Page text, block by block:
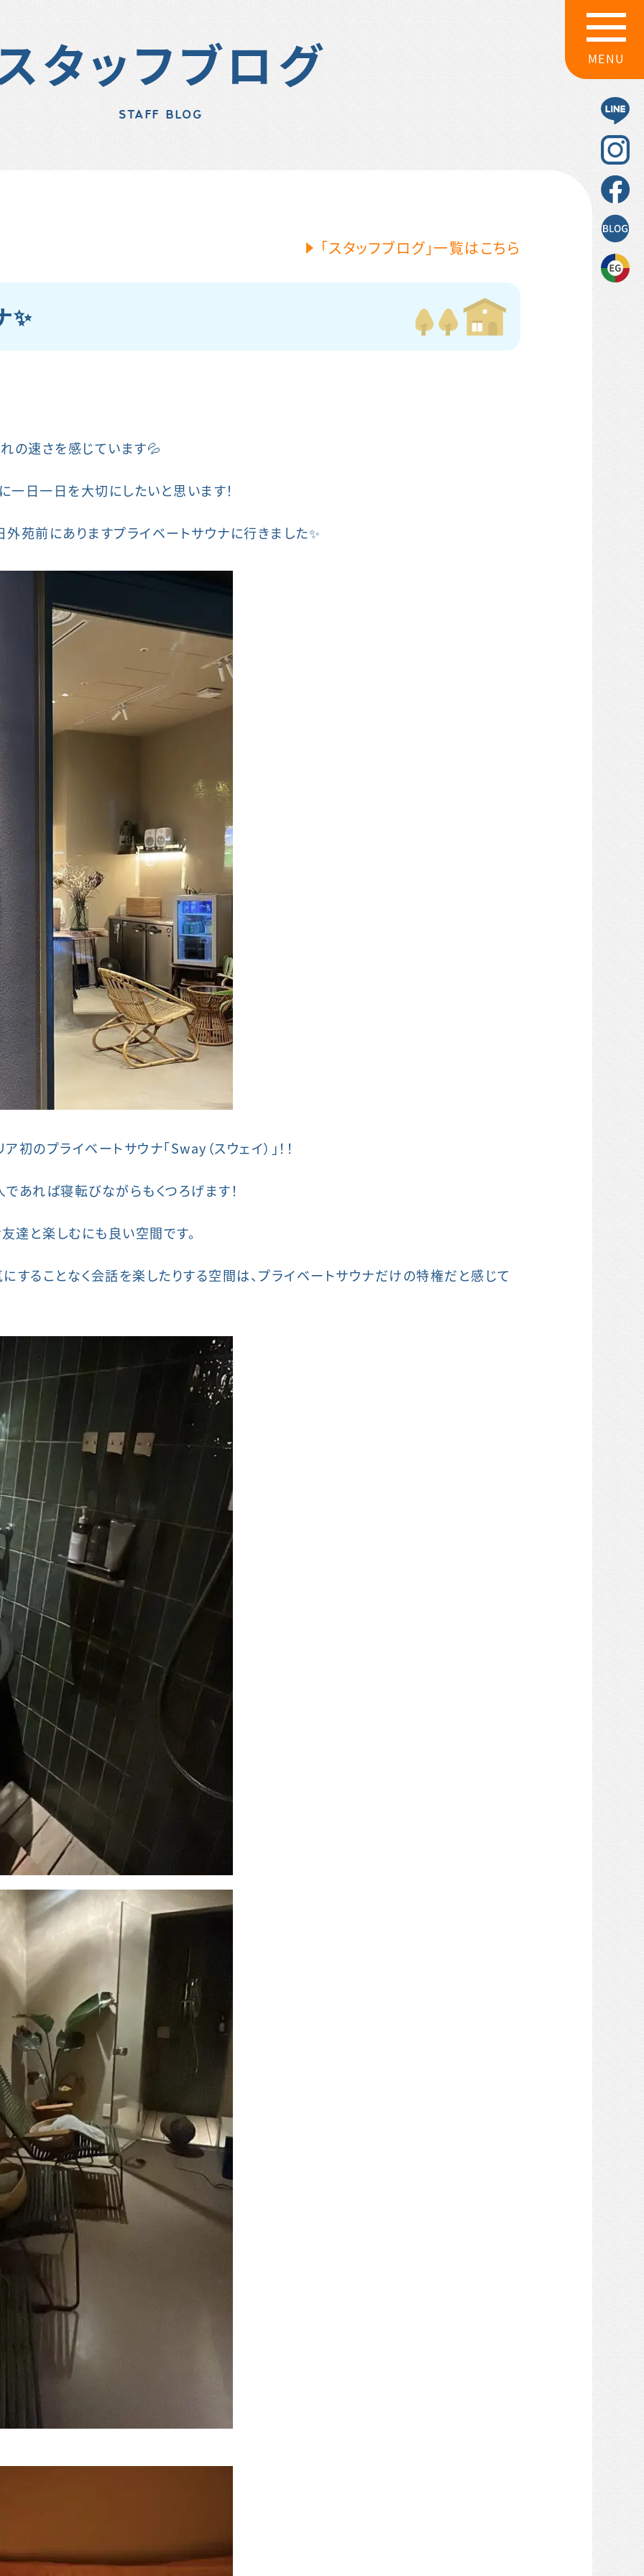
MENU
タッフブログ
STAFF BLOG
「スタッフブログ」一覧はこちら
✨
の速さを感じています💦
一日一日を大切にしたいと思います！
外苑前にありますプライベートサウナに行きました✨
のプライベートサウナ「Sway（スウェイ）」！！
あれば寝転びながらもくつろげます！
達と楽しむにも良い空間です。
することなく会話を楽したりする空間は、プライベートサウナだけの特権だと感じて